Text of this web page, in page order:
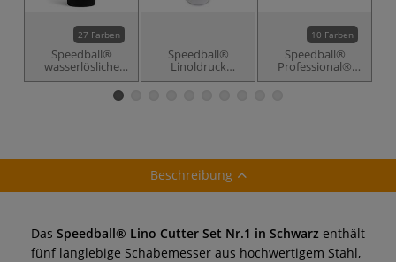
27 Farben
Speedball®
wasserlösliche
Linoldruckfarbe
Speedball®
Linoldruck
Extender
10 Farben
Speedball®
Professional®
Relief Ink,
Beschreibung
Das Speedball® Lino Cutter Set Nr.1 in Schwarz enthält
fünf langlebige Schabemesser aus hochwertigem Stahl,